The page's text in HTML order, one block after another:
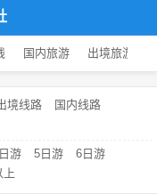
国内旅游 出境旅游
境线路
国内线路
游 5日游
6日游
上